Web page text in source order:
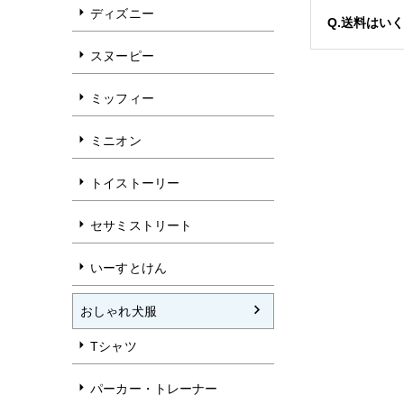
ディズニー
スヌーピー
ミッフィー
ミニオン
トイストーリー
セサミストリート
いーすとけん
おしゃれ犬服
Tシャツ
パーカー・トレーナー
Q.送料はい